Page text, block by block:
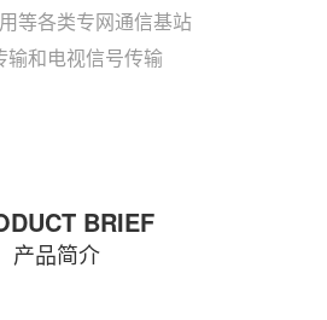
等各类专网通信基站
输和电视信号传输
BRIEF
产品简介